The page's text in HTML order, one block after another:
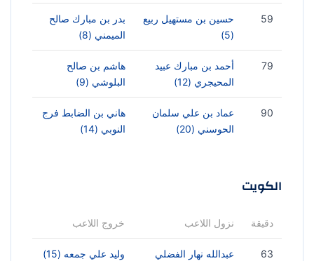
59
حسين بن مستهيل ربيع
(5)
بدر بن مبارك صالح
الميمني (8)
79
أحمد بن مبارك عبيد
المحيجري (12)
هاشم بن صالح
البلوشي (9)
90
عماد بن علي سلمان
الحوسني (20)
هاني بن الضابط فرج
النوبي (14)
الكويت
دقيقة نزول اللاعب خروج اللاعب
63
عبدالله نهار الفضلي
وليد علي جمعه (15)